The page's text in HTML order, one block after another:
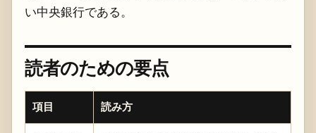
い中央銀行である。
読者のための要点
項目 読み方